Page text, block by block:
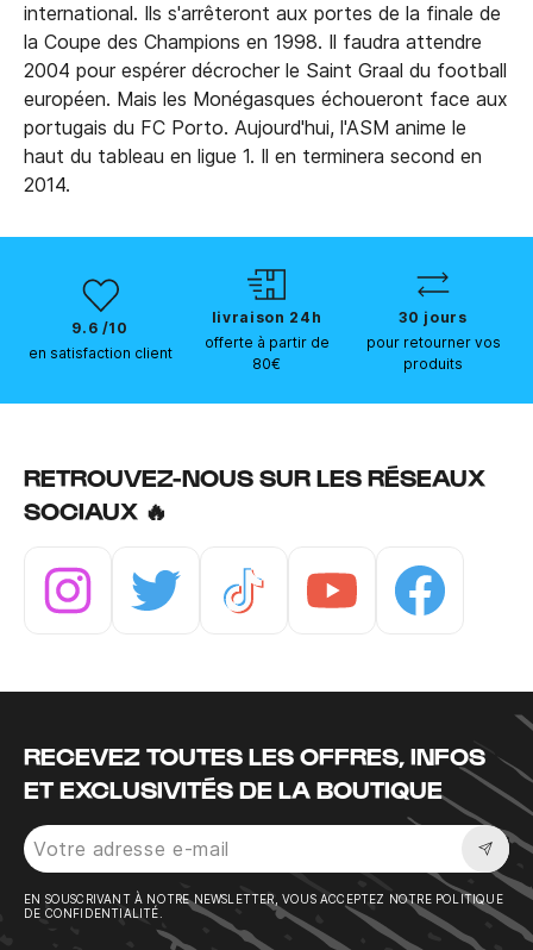
international. Ils s'arrêteront aux portes de la finale de
la Coupe des Champions en 1998. Il faudra attendre
2004 pour espérer décrocher le Saint Graal du football
européen. Mais les Monégasques échoueront face aux
portugais du FC Porto. Aujourd'hui, l'ASM anime le
haut du tableau en ligue 1. Il en terminera second en
2014.
9.6 /10
en satisfaction client
livraison 24h
offerte à partir de
80€
30 jours
pour retourner vos
produits
RETROUVEZ-NOUS SUR LES RÉSEAUX
SOCIAUX 🔥
RECEVEZ TOUTES LES OFFRES, INFOS
ET EXCLUSIVITÉS DE LA BOUTIQUE
EN SOUSCRIVANT À NOTRE NEWSLETTER, VOUS ACCEPTEZ NOTRE POLITIQUE
DE CONFIDENTIALITÉ.